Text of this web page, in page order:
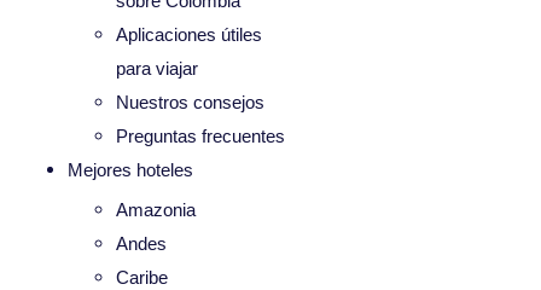
Aplicaciones útiles
para viajar
Nuestros consejos
Preguntas frecuentes
Mejores hoteles
Amazonia
Andes
Caribe